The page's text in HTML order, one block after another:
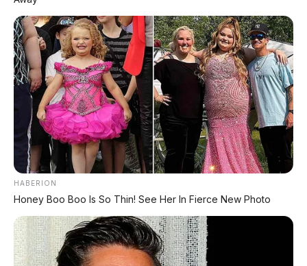
Jatuhkan Pesaing
Honda Vario Evo 160 2026:
Skutik Premium dengan
Torsi Lebih Besar dan
Desain Sporty
Spesifikasi dan Harga Alva
N3 2026: Motor Listrik 140
Km, Opsi Sewa Baterai dari
Rp0/Bulan!
HABERION
Honey Boo Boo Is So Thin! See Her In Fierce New Photo